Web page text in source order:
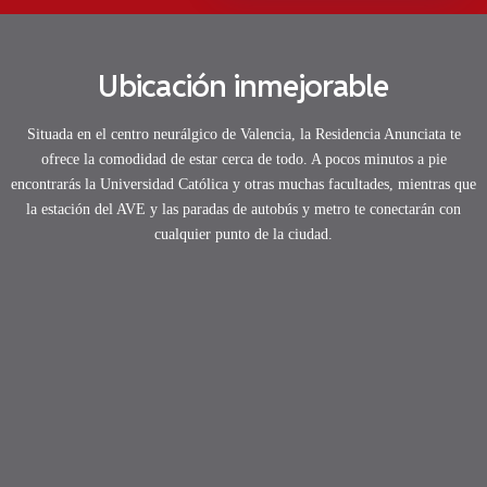
Ubicación inmejorable
Situada en el centro neurálgico de Valencia, la Residencia Anunciata te
ofrece la comodidad de estar cerca de todo. A pocos minutos a pie
encontrarás la Universidad Católica y otras muchas facultades, mientras que
la estación del AVE y las paradas de autobús y metro te conectarán con
cualquier punto de la ciudad.